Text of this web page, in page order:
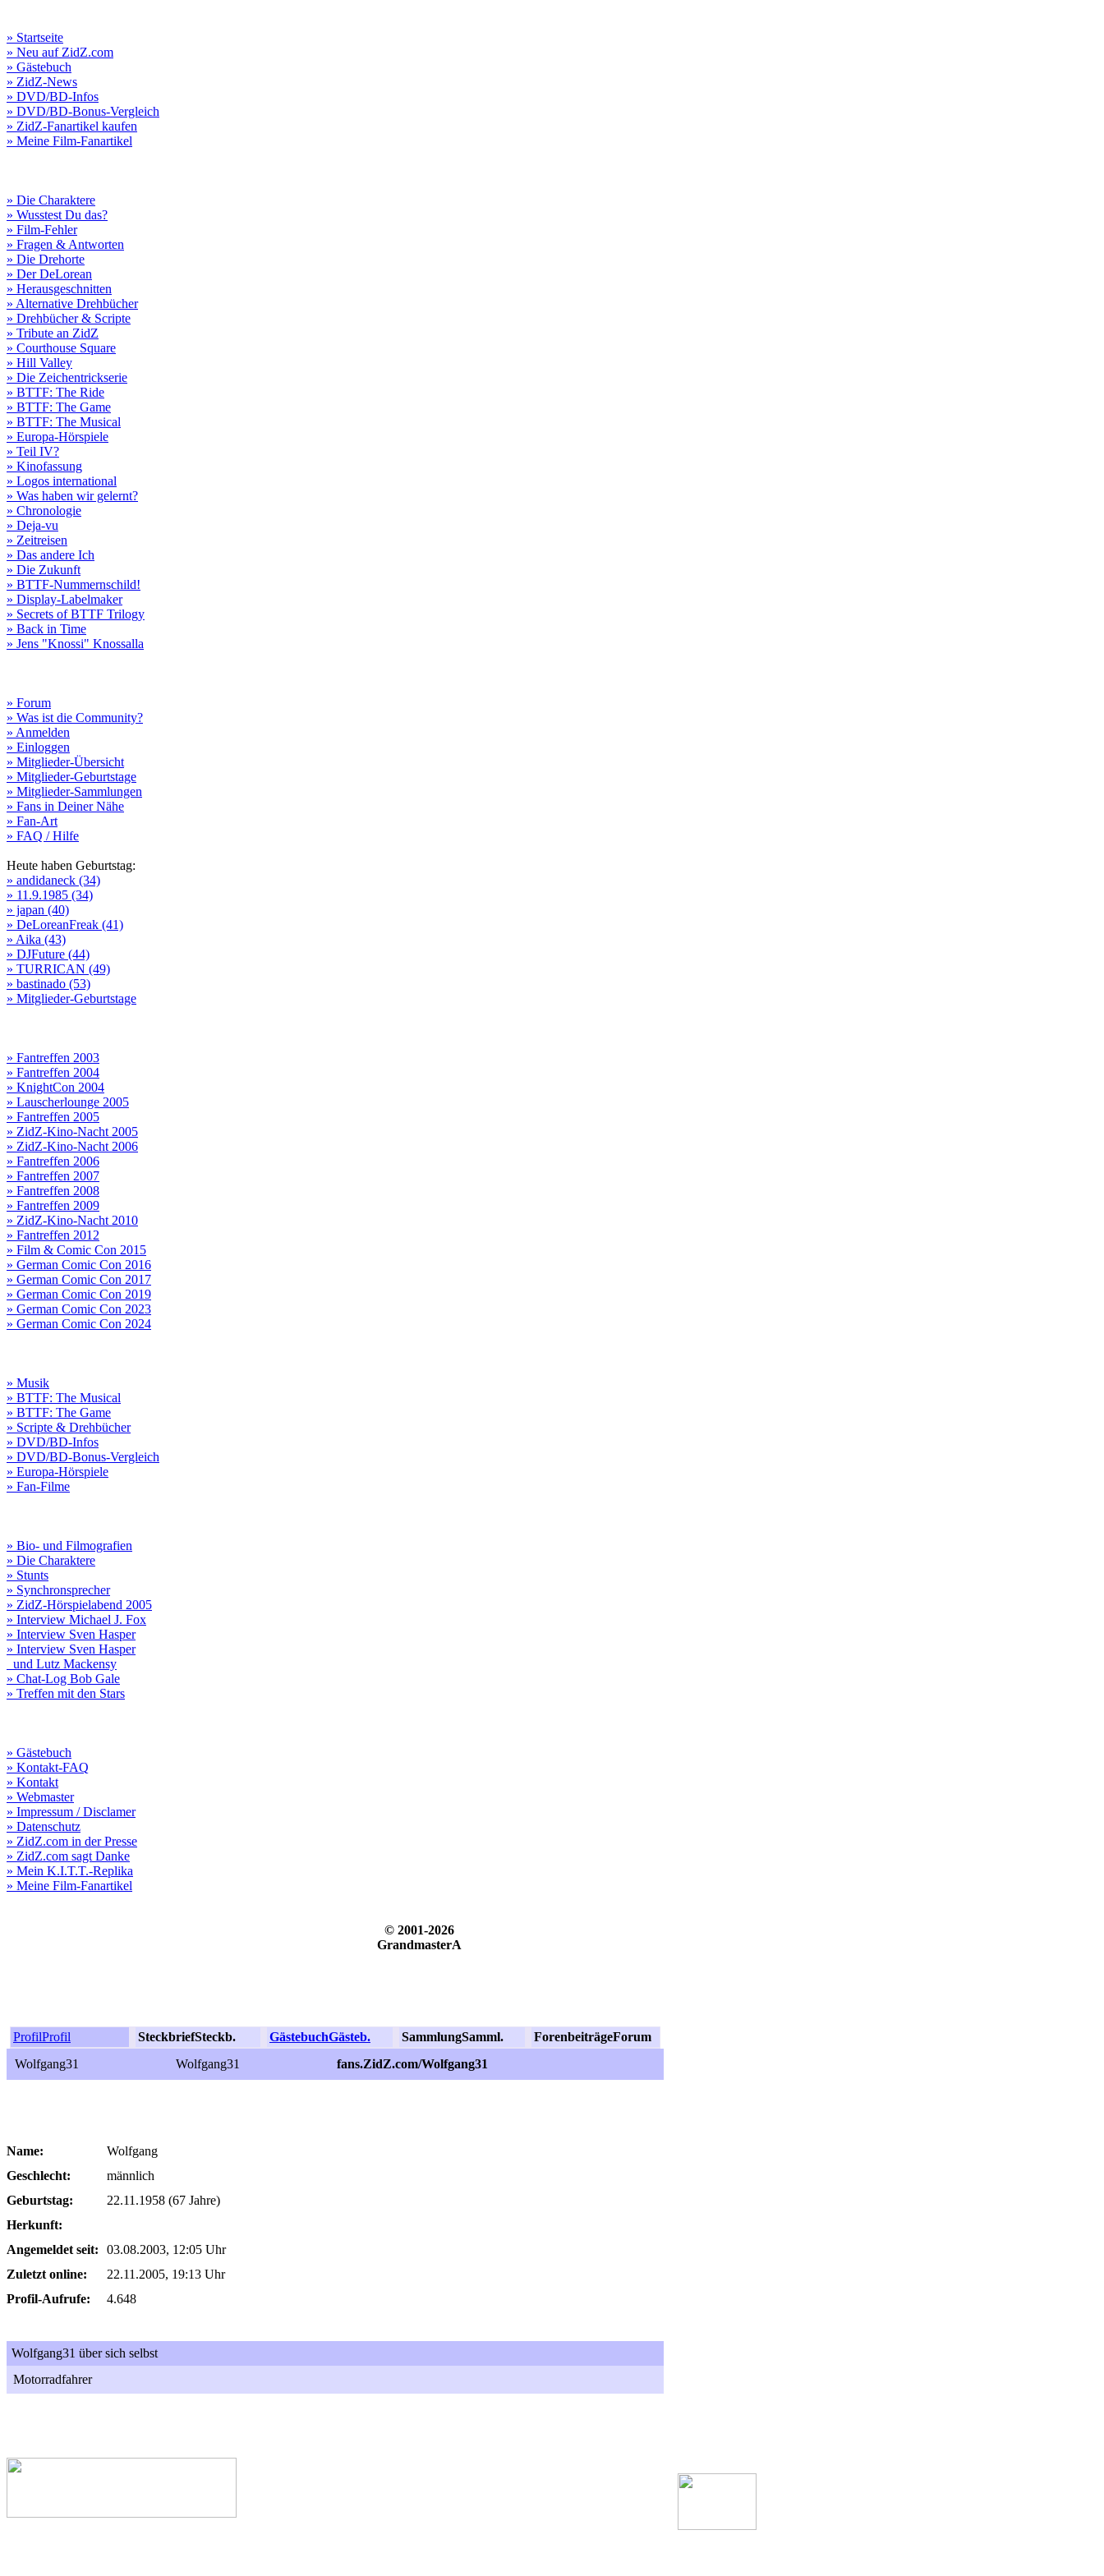
» Startseite
» Neu auf ZidZ.com
» Gästebuch
» ZidZ-News
» DVD/BD-Infos
» DVD/BD-Bonus-Vergleich
» ZidZ-Fanartikel kaufen
» Meine Film-Fanartikel
» Die Charaktere
» Wusstest Du das?
» Film-Fehler
» Fragen & Antworten
» Die Drehorte
» Der DeLorean
» Herausgeschnitten
» Alternative Drehbücher
» Drehbücher & Scripte
» Tribute an ZidZ
» Courthouse Square
» Hill Valley
» Die Zeichentrickserie
» BTTF: The Ride
» BTTF: The Game
» BTTF: The Musical
» Europa-Hörspiele
» Teil IV?
» Kinofassung
» Logos international
» Was haben wir gelernt?
» Chronologie
» Deja-vu
» Zeitreisen
» Das andere Ich
» Die Zukunft
» BTTF-Nummernschild!
» Display-Labelmaker
» Secrets of BTTF Trilogy
» Back in Time
» Jens "Knossi" Knossalla
» Forum
» Was ist die Community?
» Anmelden
» Einloggen
» Mitglieder-Übersicht
» Mitglieder-Geburtstage
» Mitglieder-Sammlungen
» Fans in Deiner Nähe
» Fan-Art
» FAQ / Hilfe
Heute haben Geburtstag:
» andidaneck (34)
» 11.9.1985 (34)
» japan (40)
» DeLoreanFreak (41)
» Aika (43)
» DJFuture (44)
» TURRICAN (49)
» bastinado (53)
» Mitglieder-Geburtstage
» Fantreffen 2003
» Fantreffen 2004
» KnightCon 2004
» Lauscherlounge 2005
» Fantreffen 2005
» ZidZ-Kino-Nacht 2005
» ZidZ-Kino-Nacht 2006
» Fantreffen 2006
» Fantreffen 2007
» Fantreffen 2008
» Fantreffen 2009
» ZidZ-Kino-Nacht 2010
» Fantreffen 2012
» Film & Comic Con 2015
» German Comic Con 2016
» German Comic Con 2017
» German Comic Con 2019
» German Comic Con 2023
» German Comic Con 2024
» Musik
» BTTF: The Musical
» BTTF: The Game
» Scripte & Drehbücher
» DVD/BD-Infos
» DVD/BD-Bonus-Vergleich
» Europa-Hörspiele
» Fan-Filme
» Bio- und Filmografien
» Die Charaktere
» Stunts
» Synchronsprecher
» ZidZ-Hörspielabend 2005
» Interview Michael J. Fox
» Interview Sven Hasper
» Interview Sven Hasper
und Lutz Mackensy
» Chat-Log Bob Gale
» Treffen mit den Stars
» Gästebuch
» Kontakt-FAQ
» Kontakt
» Webmaster
» Impressum / Disclamer
» Datenschutz
» ZidZ.com in der Presse
» ZidZ.com sagt Danke
» Mein K.I.T.T.-Replika
» Meine Film-Fanartikel
© 2001-2026
GrandmasterA
ProfilProfil SteckbriefSteckb. GästebuchGästeb. SammlungSamml. ForenbeiträgeForum
Wolfgang31
Wolfgang31 fans.ZidZ.com/Wolfgang31
Name:
Wolfgang
Geschlecht:
männlich
Geburtstag:
22.11.1958 (67 Jahre)
Herkunft:
Angemeldet seit:
03.08.2003, 12:05 Uhr
Zuletzt online:
22.11.2005, 19:13 Uhr
Profil-Aufrufe:
4.648
Wolfgang31 über sich selbst
Motorradfahrer